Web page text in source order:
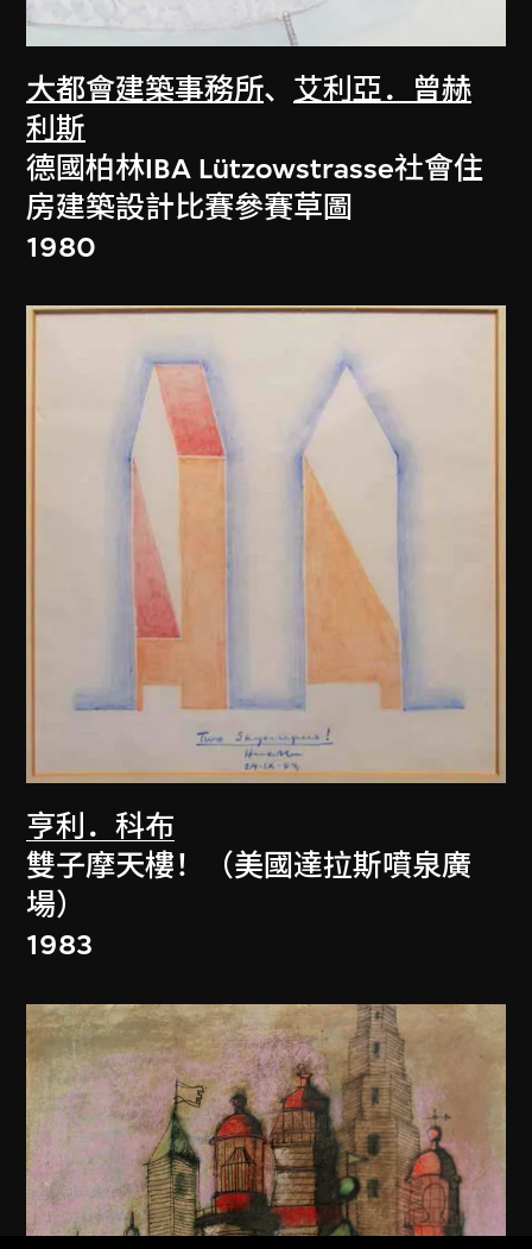
大都會建築事務所、 艾利亞．曾赫
利斯
德國柏林IBA Lützowstrasse社會住
房建築設計比賽參賽草圖
1980
亨利．科布
雙子摩天樓！（美國達拉斯噴泉廣
場）
1983